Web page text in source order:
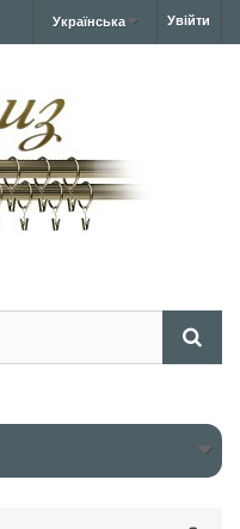
Увійти
Українська